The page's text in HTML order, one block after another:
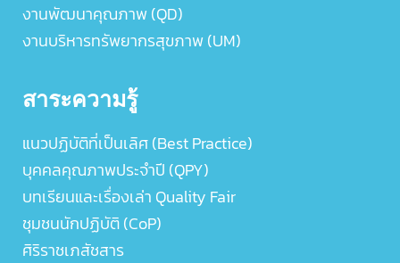
งานพัฒนาคุณภาพ (QD)
งานบริหารทรัพยากรสุขภาพ (UM)
สาระความรู้
แนวปฏิบัติที่เป็นเลิศ (Best Practice)
บุคคลคุณภาพประจำปี (QPY)
บทเรียนและเรื่องเล่า Quality Fair
ชุมชนนักปฏิบัติ (CoP)
ศิริราชเภสัชสาร